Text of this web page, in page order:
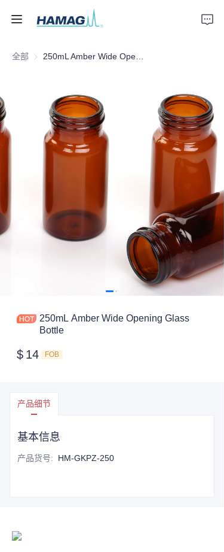
全部
250mL Amber Wide Opening Glass
Bottle
$ 14 FOB
产品细节
基本信息
产品货号: HM-GKPZ-250
首页